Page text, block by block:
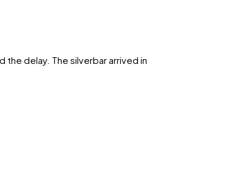
delay. The silverbar arrived in